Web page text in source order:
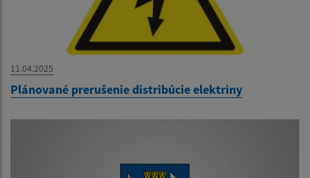
11.04.2025
Plánované prerušenie distribúcie elektriny